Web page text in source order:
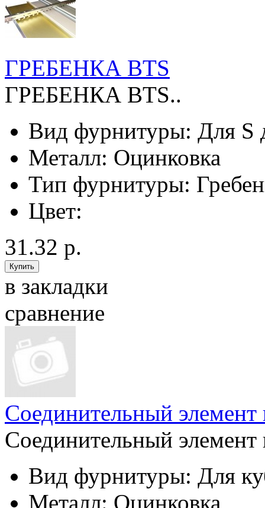
ГРЕБЕНКА BTS
ГРЕБЕНКА BTS..
Вид фурнитуры: Для S
Металл: Оцинковка
Тип фурнитуры:
Цвет:
31.32 р.
в закладки
сравнение
Соединительный
Соединительный
Вид фурнитуры: Для
Металл: Оцинковка